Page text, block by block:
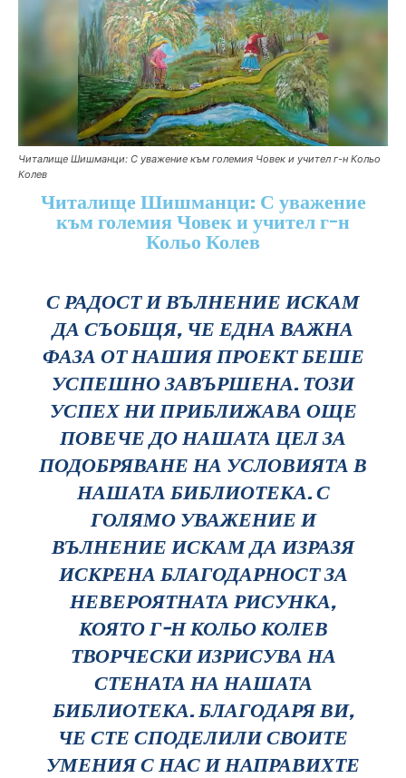
Читалище Шишманци: С уважение към големия Човек и учител г-н Кольо
Колев
Читалище Шишманци: С уважение
към големия Човек и учител г-н
Кольо Колев
С РАДОСТ И ВЪЛНЕНИЕ ИСКАМ
ДА СЪОБЩЯ, ЧЕ ЕДНА ВАЖНА
ФАЗА ОТ НАШИЯ ПРОЕКТ БЕШЕ
УСПЕШНО ЗАВЪРШЕНА. ТОЗИ
УСПЕХ НИ ПРИБЛИЖАВА ОЩЕ
ПОВЕЧЕ ДО НАШАТА ЦЕЛ ЗА
ПОДОБРЯВАНЕ НА УСЛОВИЯТА В
НАШАТА БИБЛИОТЕКА. С
ГОЛЯМО УВАЖЕНИЕ И
ВЪЛНЕНИЕ ИСКАМ ДА ИЗРАЗЯ
ИСКРЕНА БЛАГОДАРНОСТ ЗА
НЕВЕРОЯТНАТА РИСУНКА,
КОЯТО Г-Н КОЛЬО КОЛЕВ
ТВОРЧЕСКИ ИЗРИСУВА НА
СТЕНАТА НА НАШАТА
БИБЛИОТЕКА. БЛАГОДАРЯ ВИ,
ЧЕ СТЕ СПОДЕЛИЛИ СВОИТЕ
УМЕНИЯ С НАС И НАПРАВИХТЕ